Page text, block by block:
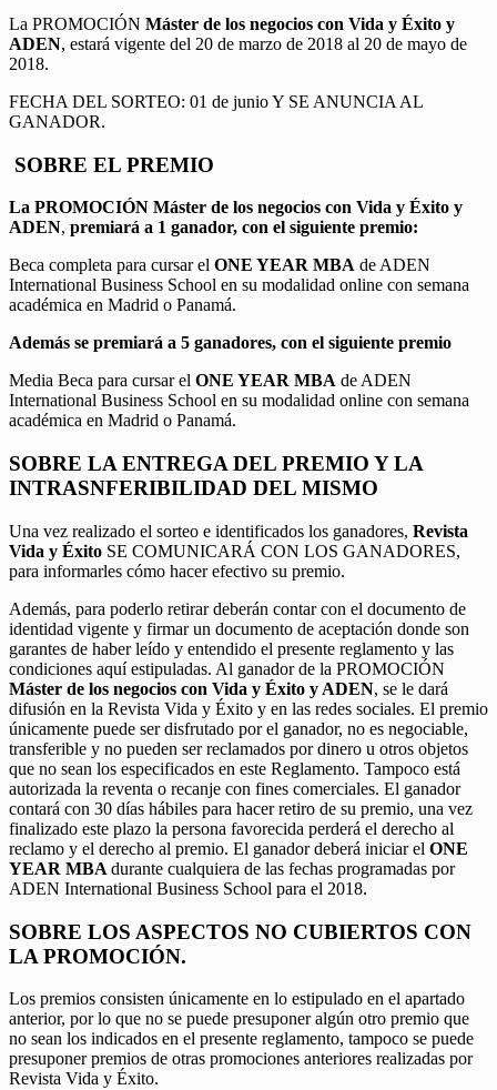
La PROMOCIÓN Máster de los negocios con Vida y Éxito y
ADEN, estará vigente del 20 de marzo de 2018 al 20 de mayo de
2018.
FECHA DEL SORTEO: 01 de junio Y SE ANUNCIA AL
GANADOR.
SOBRE EL PREMIO
La PROMOCIÓN Máster de los negocios con Vida y Éxito y
ADEN, premiará a 1 ganador, con el siguiente premio:
Beca completa para cursar el ONE YEAR MBA de ADEN
International Business School en su modalidad online con semana
académica en Madrid o Panamá.
Además se premiará a 5 ganadores, con el siguiente premio
Media Beca para cursar el ONE YEAR MBA de ADEN
International Business School en su modalidad online con semana
académica en Madrid o Panamá.
SOBRE LA ENTREGA DEL PREMIO Y LA
INTRASNFERIBILIDAD DEL MISMO
Una vez realizado el sorteo e identificados los ganadores, Revista
Vida y Éxito SE COMUNICARÁ CON LOS GANADORES,
para informarles cómo hacer efectivo su premio.
Además, para poderlo retirar deberán contar con el documento de
identidad vigente y firmar un documento de aceptación donde son
garantes de haber leído y entendido el presente reglamento y las
condiciones aquí estipuladas. Al ganador de la PROMOCIÓN
Máster de los negocios con Vida y Éxito y ADEN, se le dará
difusión en la Revista Vida y Éxito y en las redes sociales. El premio
únicamente puede ser disfrutado por el ganador, no es negociable,
transferible y no pueden ser reclamados por dinero u otros objetos
que no sean los especificados en este Reglamento. Tampoco está
autorizada la reventa o recanje con fines comerciales. El ganador
contará con 30 días hábiles para hacer retiro de su premio, una vez
finalizado este plazo la persona favorecida perderá el derecho al
reclamo y el derecho al premio. El ganador deberá iniciar el ONE
YEAR MBA durante cualquiera de las fechas programadas por
ADEN International Business School para el 2018.
SOBRE LOS ASPECTOS NO CUBIERTOS CON
LA PROMOCIÓN.
Los premios consisten únicamente en lo estipulado en el apartado
anterior, por lo que no se puede presuponer algún otro premio que
no sean los indicados en el presente reglamento, tampoco se puede
presuponer premios de otras promociones anteriores realizadas por
Revista Vida y Éxito.